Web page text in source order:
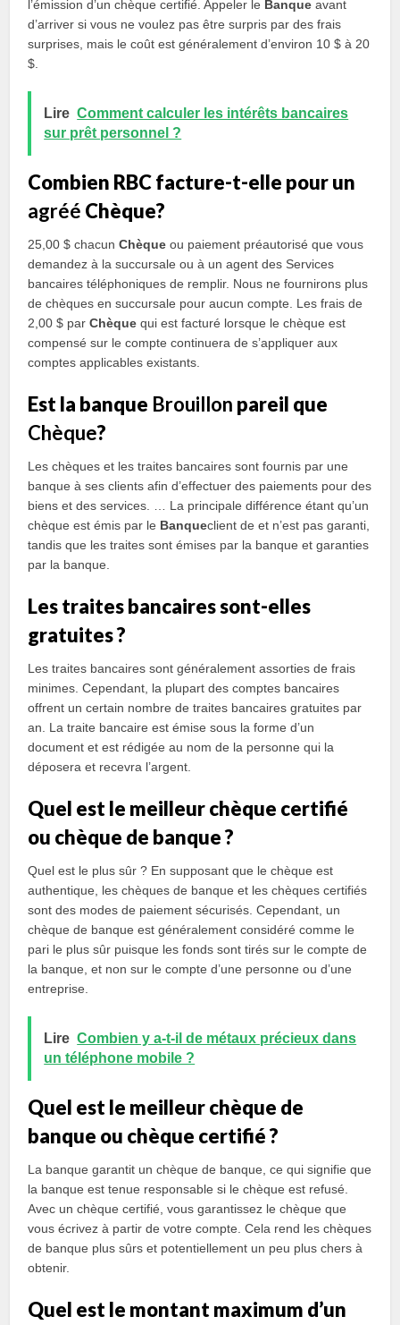
l’émission d’un chèque certifié. Appeler le Banque avant
d’arriver si vous ne voulez pas être surpris par des frais
surprises, mais le coût est généralement d’environ 10 $ à 20
$.
Lire Comment calculer les intérêts bancaires
sur prêt personnel ?
Combien RBC facture-t-elle pour un
agréé Chèque?
25,00 $ chacunChèque ou paiement préautorisé que vous
demandez à la succursale ou à un agent des Services
bancaires téléphoniques de remplir. Nous ne fournirons plus
de chèques en succursale pour aucun compte. Les frais de
2,00 $ parChèque qui est facturé lorsque le chèque est
compensé sur le compte continuera de s’appliquer aux
comptes applicables existants.
Est la banque Brouillon pareil que
Chèque?
Les chèques et les traites bancaires sont fournis par une
banque à ses clients afin d’effectuer des paiements pour des
biens et des services. … La principale différence étant qu’un
chèque est émis par le Banqueclient de et n’est pas garanti,
tandis que les traites sont émises par la banque et garanties
par la banque.
Les traites bancaires sont-elles
gratuites ?
Les traites bancaires sont généralement assorties de frais
minimes. Cependant, la plupart des comptes bancaires
offrent un certain nombre de traites bancaires gratuites par
an. La traite bancaire est émise sous la forme d’un
document et est rédigée au nom de la personne qui la
déposera et recevra l’argent.
Quel est le meilleur chèque certifié
ou chèque de banque ?
Quel est le plus sûr ? En supposant que le chèque est
authentique, les chèques de banque et les chèques certifiés
sont des modes de paiement sécurisés. Cependant, un
chèque de banque est généralement considéré comme le
pari le plus sûr puisque les fonds sont tirés sur le compte de
la banque, et non sur le compte d’une personne ou d’une
entreprise.
Lire Combien y a-t-il de métaux précieux dans
un téléphone mobile ?
Quel est le meilleur chèque de
banque ou chèque certifié ?
La banque garantit un chèque de banque, ce qui signifie que
la banque est tenue responsable si le chèque est refusé.
Avec un chèque certifié, vous garantissez le chèque que
vous écrivez à partir de votre compte. Cela rend les chèques
de banque plus sûrs et potentiellement un peu plus chers à
obtenir.
Quel est le montant maximum d’un